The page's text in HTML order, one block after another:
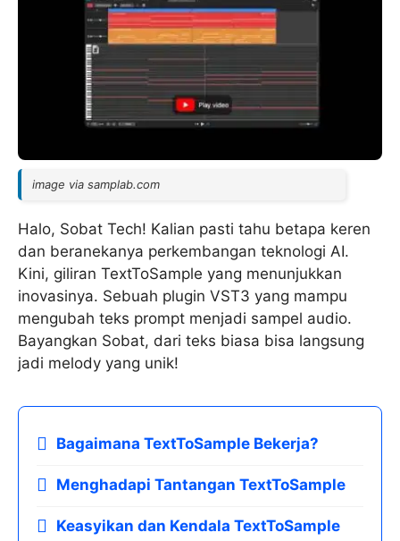
image via samplab.com
Halo, Sobat Tech! Kalian pasti tahu betapa keren
dan beranekanya perkembangan teknologi AI.
Kini, giliran TextToSample yang menunjukkan
inovasinya. Sebuah plugin VST3 yang mampu
mengubah teks prompt menjadi sampel audio.
Bayangkan Sobat, dari teks biasa bisa langsung
jadi melody yang unik!
Bagaimana TextToSample Bekerja?
Menghadapi Tantangan TextToSample
Keasyikan dan Kendala TextToSample